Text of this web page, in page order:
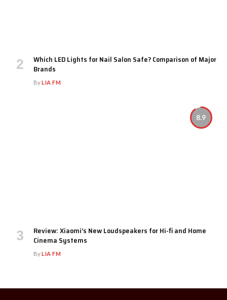
Which LED Lights for Nail Salon Safe? Comparison of Major
Brands
ByLIA FM
8.9
Review: Xiaomi’s New Loudspeakers for Hi-fi and Home
Cinema Systems
ByLIA FM